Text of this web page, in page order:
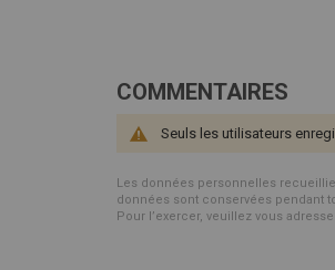
COMMENTAIRES
Seuls les utilisateurs
Les données personnelles
données sont conservées pendant
Pour l’exercer, veuillez vous